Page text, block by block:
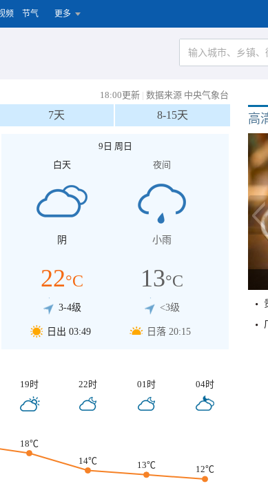
频 节气 更多
18:00更新 | 数据来源 中央气象台
7天 8-15天
9日 周日
白天
阴
22°C
3-4级
日出 03:49
夜间
小雨
13°C
<3级
日落 20:15
19时 22时 01时 04时
18℃
14℃
13℃ 12℃
高